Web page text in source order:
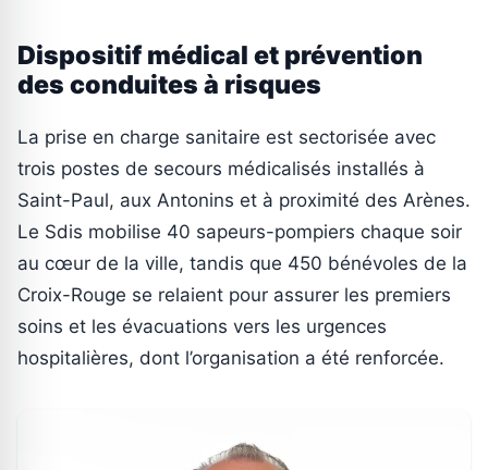
Dispositif médical et prévention
des conduites à risques
La prise en charge sanitaire est sectorisée avec
trois postes de secours médicalisés installés à
Saint-Paul, aux Antonins et à proximité des Arènes.
Le Sdis mobilise 40 sapeurs-pompiers chaque soir
au cœur de la ville, tandis que 450 bénévoles de la
Croix-Rouge se relaient pour assurer les premiers
soins et les évacuations vers les urgences
hospitalières, dont l’organisation a été renforcée.